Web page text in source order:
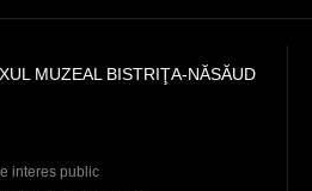
MUZEAL BISTRIŢA-NĂSĂUD
interes public